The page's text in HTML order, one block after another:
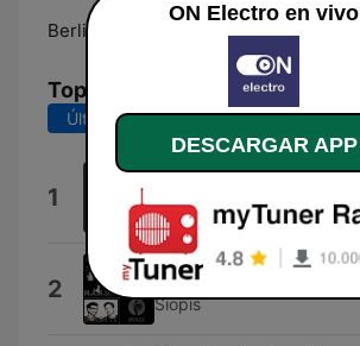
Berlin:
Top Canciones
Últimos 7 días Últimos 30 días
1 Booka Shade
2 Really Love Ya
Siopis
ON Electro en vivo
DESCARGAR APP